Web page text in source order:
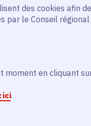
des cookies afin
par le Conseil
en cliquant
ici.
lance 2
pour